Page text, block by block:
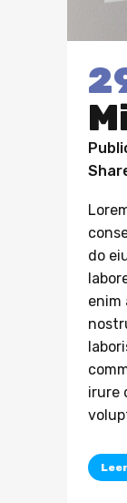
do
enim
irure